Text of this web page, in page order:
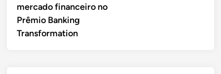
mercado financeiro no
Prêmio Banking
Transformation